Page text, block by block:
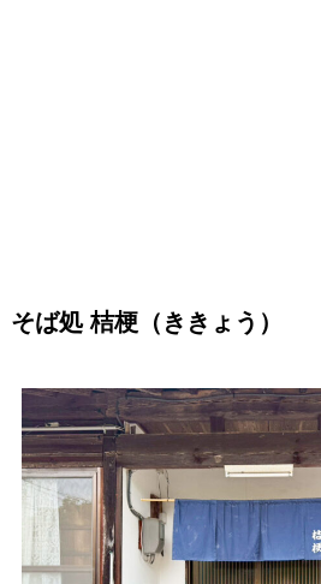
そば処 桔梗（ききょう）